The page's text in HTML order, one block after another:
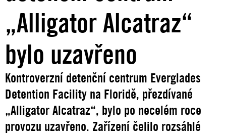
„Alligator Alcatraz“
bylo uzavřeno
Kontroverzní detenční centrum Everglades
Detention Facility na Floridě, přezdívané
„Alligator Alcatraz“, bylo po necelém roce
provozu uzavřeno. Zařízení čelilo rozsáhlé